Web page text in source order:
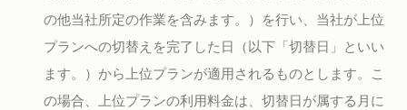
の他当社所定の作業を含みます。）を行い、当社が上位
プランへの切替えを完了した日（以下「切替日」といい
ます。）から上位プランが適用されるものとします。こ
の場合、上位プランの利用料金は、切替日が属する月に